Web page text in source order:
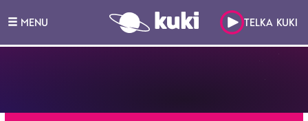
MENU TELKA KUKI